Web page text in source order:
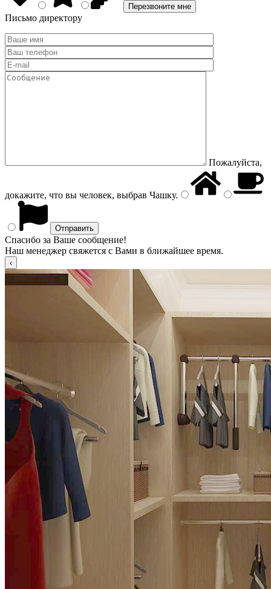
Письмо директору
Пожалуйста,
докажите, что вы человек, выбрав Чашку.
Спасибо за Ваше сообщение!
Наш менеджер свяжется с Вами в ближайшее время.